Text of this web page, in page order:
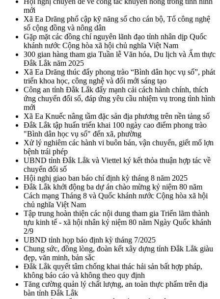
mới
Xã Ea Drăng phổ cập kỹ năng số cho cán bộ, Tổ công nghệ
số cộng đồng và nông dân
Gặp mặt các đồng chí nguyên lãnh đạo tỉnh nhân dịp Quốc
khánh nước Cộng hòa xã hội chủ nghĩa Việt Nam
300 gian hàng tham gia Tuần lễ Văn hóa, Du lịch và Ẩm thực
Đắk Lắk năm 2025
Xã Ea Drăng thúc đẩy phong trào “Bình dân học vụ số”, phát
triển khoa học, công nghệ và đổi mới sáng tạo
Công an tỉnh Đắk Lắk đẩy mạnh cải cách hành chính, thích
ứng chuyển đổi số, đáp ứng yêu cầu nhiệm vụ trong tình hình
mới
Xã Ea Knuếc nâng tầm đặc sản địa phương trên nền tảng số
Đắk Lắk tập huấn triển khai 100 ngày cao điểm phong trào
"Bình dân học vụ số" đến xã, phường
Xử lý nghiêm các hành vi buôn bán, vận chuyển, giết mổ lợn
bệnh trái phép
UBND tỉnh Đắk Lắk và Viettel ký kết thỏa thuận hợp tác về
chuyển đổi số
Hội nghị giao ban báo chí định kỳ tháng 8 năm 2025
Đắk Lắk khởi động ba dự án chào mừng kỷ niệm 80 năm
Cách mạng Tháng 8 và Quốc khánh nước Cộng hòa xã hội
chủ nghĩa Việt Nam
Tập trung hoàn thiện các nội dung tham gia Triển lãm thành
tựu kinh tế - xã hội nhân kỷ niệm 80 năm Ngày Quốc khánh
2/9
UBND tỉnh họp báo định kỳ tháng 7/2025
Chung sức, đồng lòng, đoàn kết xây dựng tỉnh Đắk Lắk giàu
đẹp, văn minh, bản sắc
Đắk Lắk quyết tâm chống khai thác hải sản bất hợp pháp,
không báo cáo và không theo quy định
Tăng cường quản lý chất lượng, an toàn thực phẩm trên địa
bàn tỉnh Đắk Lắk